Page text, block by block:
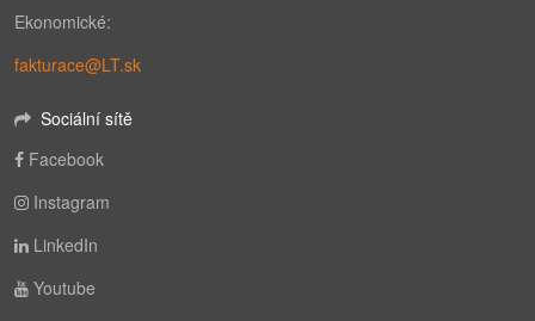
Ekonomické:
fakturace@LT.sk
Sociální sítě
Facebook
Instagram
LinkedIn
Youtube